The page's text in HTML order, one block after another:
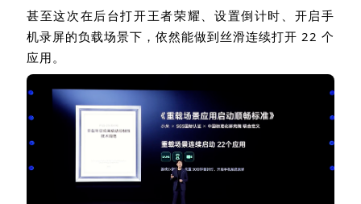
甚至这次在后台打开王者荣耀、设置倒计时、开启手
机录屏的负载场景下，依然能做到丝滑连续打开 22 个
应用。